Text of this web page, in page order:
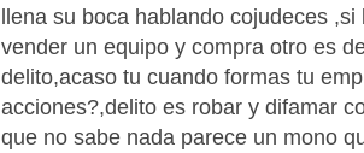
llena su boca hablando cojudeces
vender un equipo y compra otro es
delito,acaso tu cuando formas tu
acciones?,delito es robar y difamar
que no sabe nada parece un mono